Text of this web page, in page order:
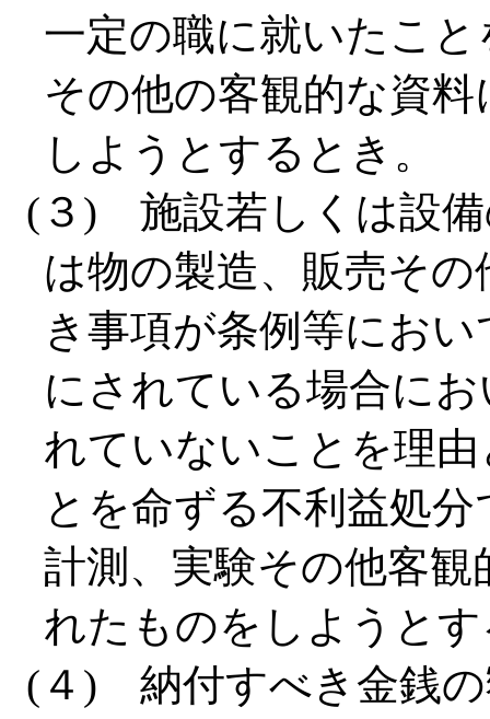
一定の職に就いたこ
その他の客観的な資
しようとするとき。
(３) 施設若しくは設備
は物の製造、販売そ
き事項が条例等にお
にされている場合に
れていないことを理
とを命ずる不利益処
計測、実験その他客
れたものをしようと
(４) 納付すべき金銭の